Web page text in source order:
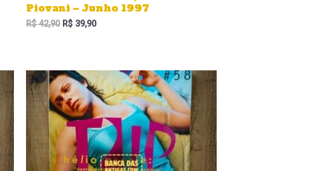
Piovani – Junho 1997
R$42,90 R$39,90